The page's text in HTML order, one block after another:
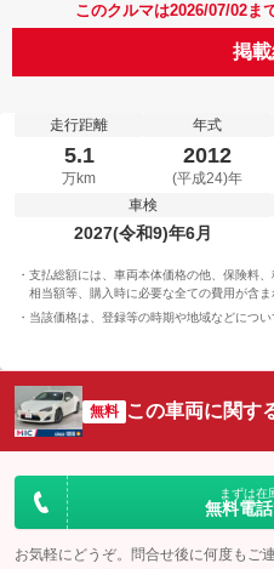
このクルマは2026/07/02ま
掲
走行距離
5.1
万km
年式
2012
(平成24)年
車検
2027(令和9)年6月
支払総額には、車両本体価格の他、保険料
相当額等、購入時に必要な全ての費用が含ま
当該価格は、登録等の時期や地域などにつ
無料 この車両に関す
まずは在
無料電
お気軽にどうぞ。問合せ後に何度もご